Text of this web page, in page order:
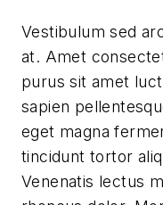
Vestibulum sed
at. Amet
purus sit amet
sapien
eget magna
tincidunt tortor
Venenatis lectus